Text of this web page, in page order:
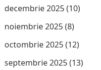
decembrie 2025(10)
noiembrie 2025(8)
octombrie 2025(12)
septembrie 2025(13)